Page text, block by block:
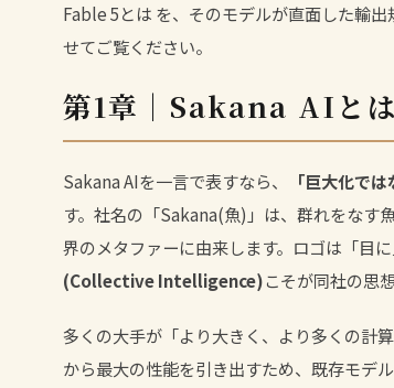
Fable 5とは を、そのモデルが直面した輸出
せてご覧ください。
第1章｜Sakana AIと
Sakana AIを一言で表すなら、 「巨大化で
す。社名の「Sakana(魚)」は、群れをな
界のメタファーに由来します。ロゴは「目
(Collective Intelligence)こそが同社の思
多くの大手が「より大きく、より多くの計
から最大の性能を引き出すため、既存モデ